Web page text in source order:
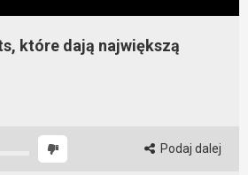
które dają największą
Podaj dalej